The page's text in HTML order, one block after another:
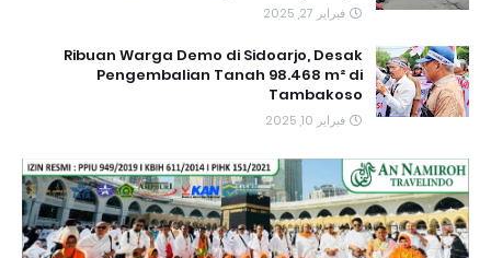
فبراير 27, 2025
Ribuan Warga Demo di Sidoarjo, Desak
Pengembalian Tanah 98.468 m² di
Tambakoso
فبراير 10, 2025